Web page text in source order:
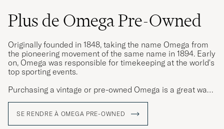
Plus de Omega Pre-Owned
Originally founded in 1848, taking the name Omega from
the pioneering movement of the same name in 1894. Early
on, Omega was responsible for timekeeping at the world's
top sporting events.
Purchasing a vintage or pre-owned Omega is a great way
personality as steel Omega watches.
SE RENDRE À OMEGA PRE-OWNED